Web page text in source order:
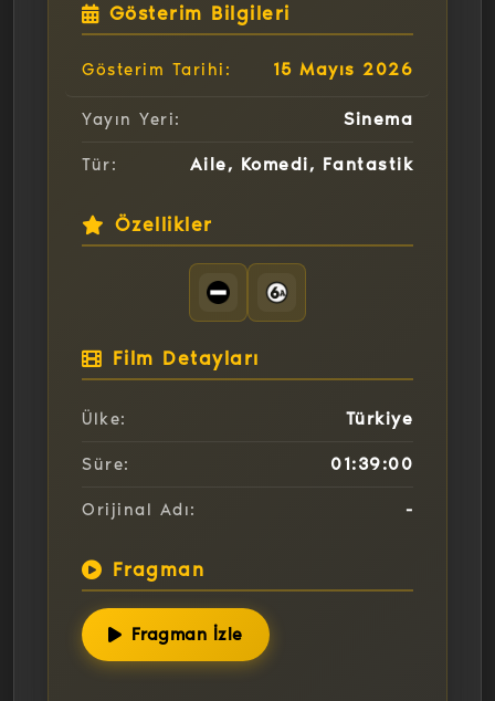
Gösterim Bilgileri
Gösterim Tarihi: 15 Mayıs 2026
Yayın Yeri: Sinema
Tür: Aile, Komedi, Fantastik
Özellikler
Film Detayları
Ülke: Türkiye
Süre: 01:39:00
Orijinal Adı: -
Fragman
Fragman İzle